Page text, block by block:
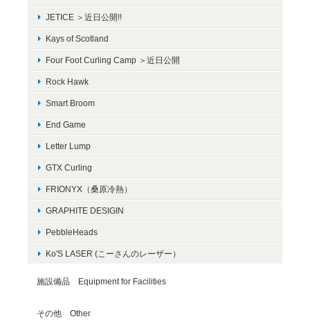
JETICE ＞近日公開!!
Kays of Scotland
Four Foot Curling Camp ＞近日公開
Rock Hawk
Smart Broom
End Game
Letter Lump
GTX Curling
FRIONYX（桑原冷熱）
GRAPHITE DESIGIN
PebbleHeads
Ko'S LASER (こーさんのレーザー）
施設備品 Equipment for Facilities
その他 Other